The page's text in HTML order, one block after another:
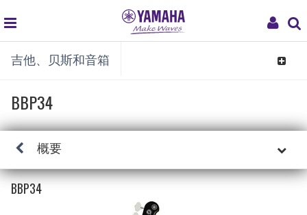
My
global
navigation
吉他、贝斯和音箱
Toggle
BBP34
概要
BBP34